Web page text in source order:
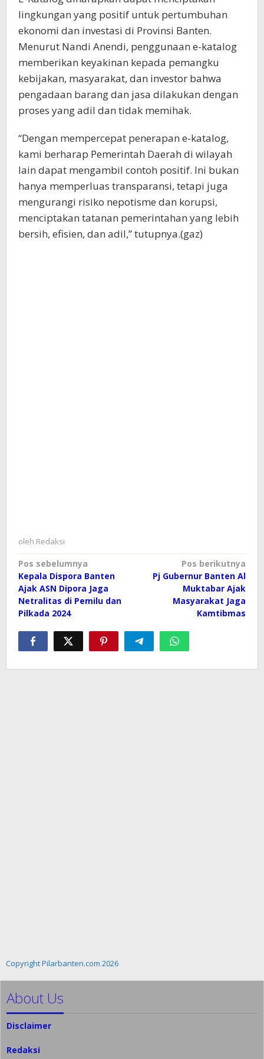
lingkungan yang positif untuk pertumbuhan
ekonomi dan investasi di Provinsi Banten.
Menurut Nandi Anendi, penggunaan e-katalog
memberikan keyakinan kepada pemangku
kebijakan, masyarakat, dan investor bahwa
pengadaan barang dan jasa dilakukan dengan
proses yang adil dan tidak memihak.
“Dengan mempercepat penerapan e-katalog,
kami berharap Pemerintah Daerah di wilayah
lain dapat mengambil contoh positif. Ini bukan
hanya memperluas transparansi, tetapi juga
mengurangi risiko nepotisme dan korupsi,
menciptakan tatanan pemerintahan yang lebih
bersih, efisien, dan adil,” tutupnya.(gaz)
oleh Redaksi
Navigasi
pos
Pos sebelumnya
Kepala Dispora Banten
Ajak ASN Dipora Jaga
Netralitas di Pemilu dan
Pilkada 2024
Pos berikutnya
Pj Gubernur Banten Al
Muktabar Ajak
Masyarakat Jaga
Kamtibmas
Copyright Pilarbanten.com 2026
About Us
Disclaimer
Redaksi